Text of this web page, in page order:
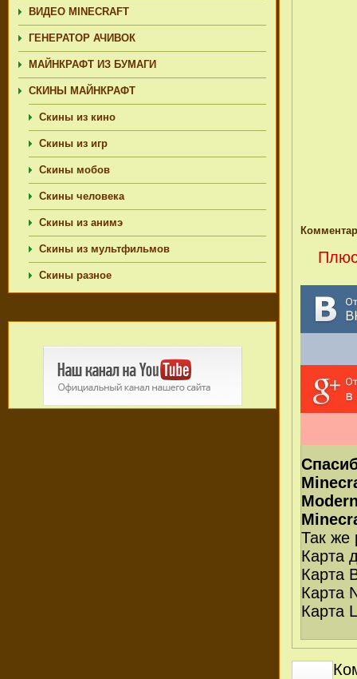
ВИДЕО MINECRAFT
ГЕНЕРАТОР АЧИВОК
МАЙНКРАФТ ИЗ БУМАГИ
СКИНЫ МАЙНКРАФТ
Скины из кино
Скины из игр
Скины мобов
Скины человека
Скины из анимэ
Скины из мультфильмов
Скины разное
Так же
Карта
Карта
Карта
Карта